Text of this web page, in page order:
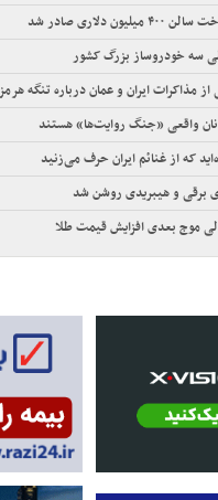
دلاری صادر شد
سه خودروساز بزرگ کشور
مذاکرات ایران و عمان درباره تنگه هرمز
واقعی «جنگ روایت‌ها» هستند
که از غنائم ایران حرف می‌زنید
برقی و هیبریدی روشن شد
موج بعدی افزایش قیمت طلا